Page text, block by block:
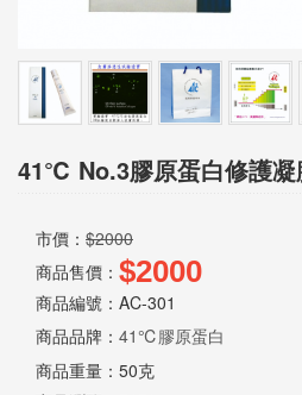
園
地
購
聯
41℃ No.3膠原蛋白修護
市價： $2000
商品售價： $2000
商品編號：AC-301
商品品牌： 41℃膠原蛋白
商品重量： 50克